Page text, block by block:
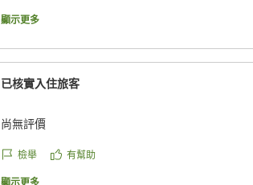
今回いただいたご意見は、今後ご利用いただ
ただきます。より安心して快適にご利用いた
また機会がございましたらぜひお越しくださ
す。
顯示更多
已核實入住旅客
尚無評價
檢舉 有幫助
顯示更多